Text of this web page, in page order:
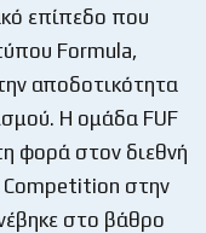
επίπεδο που
Formula,
αποδοτικότητα
Η ομάδα FUF
φορά στον διεθνή
Competition στην
στο βάθρο